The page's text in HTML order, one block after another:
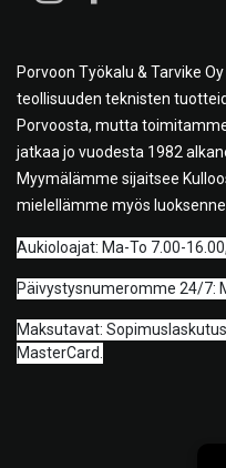
Porvoon Työkalu & Tarvike
teollisuuden teknisten
Porvoosta, mutta
jatkaa jo vuodesta 1982
Myymälämme sijaitsee
mielellämme myös luoksenne.
Aukioloajat: Ma-To 7.00-
Päivystysnumeromme 24/7:
Maksutavat:
MasterCard.